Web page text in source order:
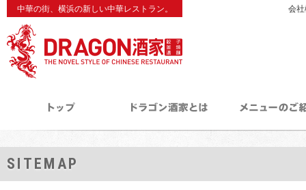
中華の街、横浜の新しい中華レストラン。 会
SITEMAP